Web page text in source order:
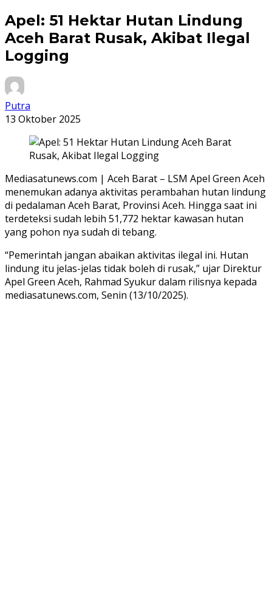
Apel: 51 Hektar Hutan Lindung
Aceh Barat Rusak, Akibat Ilegal
Logging
Putra
13 Oktober 2025
Mediasatunews.com | Aceh Barat – LSM Apel Green Aceh
menemukan adanya aktivitas perambahan hutan lindung
di pedalaman Aceh Barat, Provinsi Aceh. Hingga saat ini
terdeteksi sudah lebih 51,772 hektar kawasan hutan
yang pohon nya sudah di tebang.
“Pemerintah jangan abaikan aktivitas ilegal ini. Hutan
lindung itu jelas-jelas tidak boleh di rusak,” ujar Direktur
Apel Green Aceh, Rahmad Syukur dalam rilisnya kepada
mediasatunews.com, Senin (13/10/2025).